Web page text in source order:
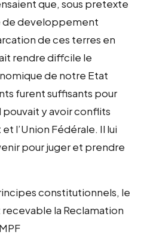
que, sous pretexte
de developpement
de ces terres en
rendre diffcile le
de notre Etat
furent suffisants pour
pouvait y avoir conflits
l’Union Fédérale. Il lui
pour juger et prendre
constitutionnels, le
la Reclamation